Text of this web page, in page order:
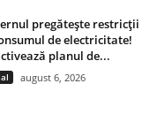
pregătește restricții
de electricitate!
planul de...
august 6, 2026